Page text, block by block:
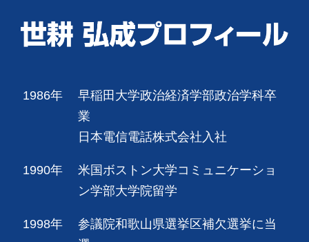
1986年
早稲田大学政治経済学部政治学科卒
業
日本電信電話株式会社入社
1990年
米国ボストン大学コミュニケーショ
ン学部大学院留学
1998年
参議院和歌山県選挙区補欠選挙に当